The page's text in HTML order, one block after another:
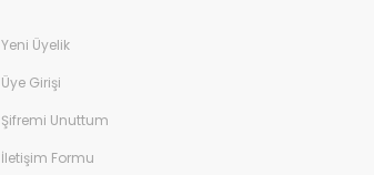
Yeni Üyelik
Üye Girişi
Şifremi Unuttum
İletişim Formu